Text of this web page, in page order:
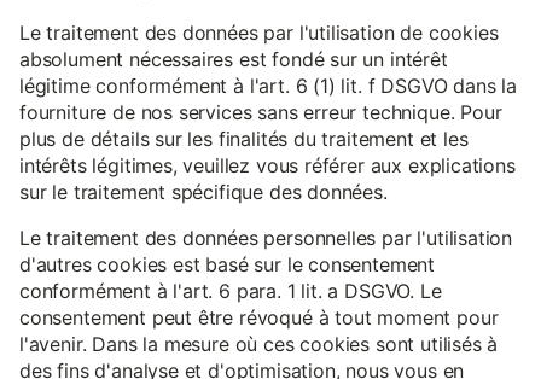
Le traitement des données par l'utilisation de cookies
absolument nécessaires est fondé sur un intérêt
légitime conformément à l'art. 6 (1) lit. f DSGVO dans la
fourniture de nos services sans erreur technique. Pour
plus de détails sur les finalités du traitement et les
intérêts légitimes, veuillez vous référer aux explications
sur le traitement spécifique des données.
Le traitement des données personnelles par l'utilisation
d'autres cookies est basé sur le consentement
conformément à l'art. 6 para. 1 lit. a DSGVO. Le
consentement peut être révoqué à tout moment pour
l'avenir. Dans la mesure où ces cookies sont utilisés à
des fins d'analyse et d'optimisation, nous vous en